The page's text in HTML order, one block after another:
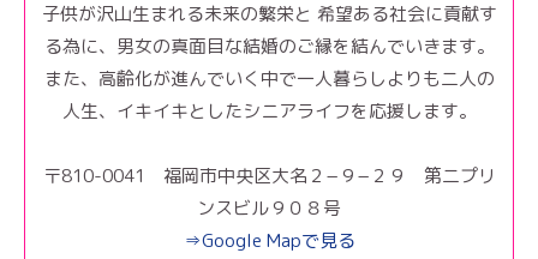
子供が沢山生まれる未来の繁栄と 希望ある社会に貢献す
る為に、男女の真面目な結婚のご縁を結んでいきます。
また、高齢化が進んでいく中で一人暮らしよりも二人の
人生、イキイキとしたシニアライフを応援します。
〒810-0041 福岡市中央区大名２−９−２９ 第二プリ
ンスビル９０８号
⇒Google Mapで見る